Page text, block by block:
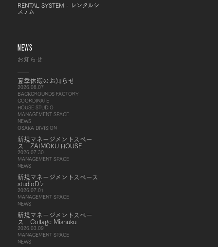
RENTAL SYSTEM - レンタルシ
ステム
NEWS
お知らせ
夏季休暇のお知らせ
2026.08.07
BACKGROUNDS FACTORY
COORDINATE
HOUSE STUDIO
MANAGEMENT SPACE
NEWS
OSAKA DIVISION
新規マネージメントスペー
ス ZAIMOKU HOUSE
2026.07.30
MANAGEMENT SPACE
NEWS
新規マネージメントスペース
studioD’z
2026.07.01
MANAGEMENT SPACE
NEWS
新規マネージメントスペー
ス Collage Mishuku
2026.03.09
MANAGEMENT SPACE
NEWS